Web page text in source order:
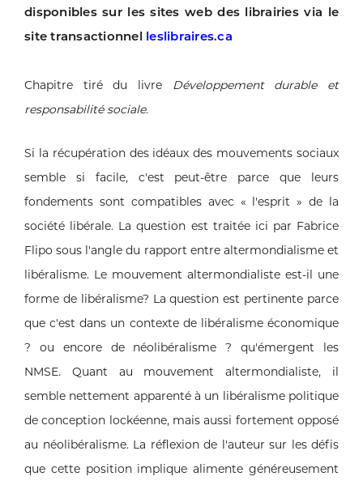
disponibles sur les sites web des librairies via le
site transactionnel leslibraires.ca
Chapitre tiré du livre Développement durable et
responsabilité sociale.
Si la récupération des idéaux des mouvements sociaux
semble si facile, c'est peut-être parce que leurs
fondements sont compatibles avec « l'esprit » de la
société libérale. La question est traitée ici par Fabrice
Flipo sous l'angle du rapport entre altermondialisme et
libéralisme. Le mouvement altermondialiste est-il une
forme de libéralisme? La question est pertinente parce
que c'est dans un contexte de libéralisme économique
? ou encore de néolibéralisme ? qu'émergent les
NMSE. Quant au mouvement altermondialiste, il
semble nettement apparenté à un libéralisme politique
de conception lockéenne, mais aussi fortement opposé
au néolibéralisme. La réflexion de l'auteur sur les défis
que cette position implique alimente généreusement